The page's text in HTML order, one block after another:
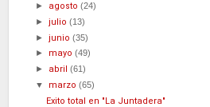
► agosto(24)
►julio(13)
►junio(35)
► mayo(49)
► abril(61)
▼ marzo(65)
Exito total en "La Juntadera"